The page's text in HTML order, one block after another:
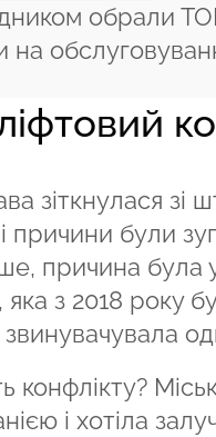
обрали
зіткнулася зі
були
причина була
з 2018 року
звинувачувала
конфлікту?
і хотіла